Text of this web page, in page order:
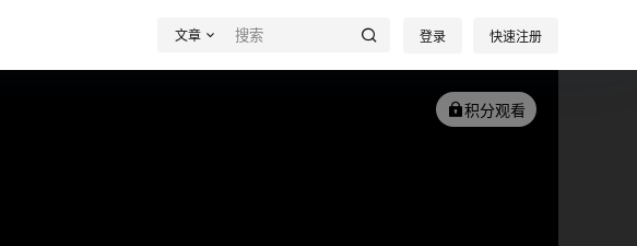
文章 登录 快速注册
积分观看